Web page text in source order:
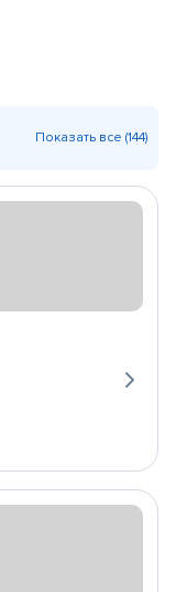
Показать все (144)